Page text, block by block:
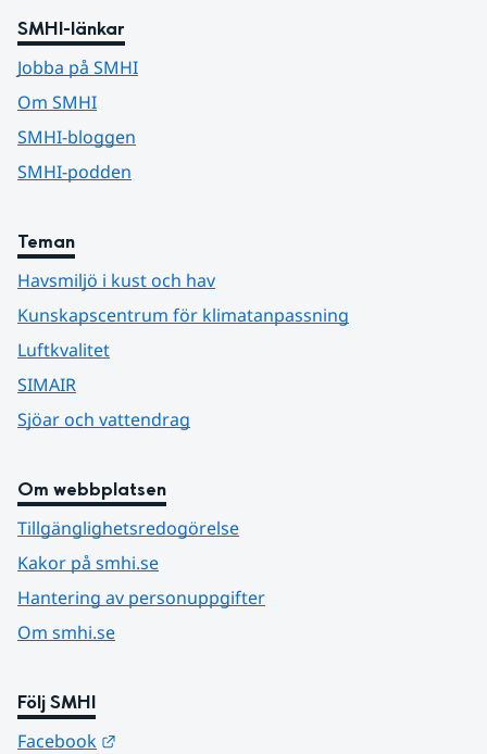
SMHI-länkar
Jobba på SMHI
Om SMHI
SMHI-bloggen
SMHI-podden
Teman
Havsmiljö i kust och hav
Kunskapscentrum för klimatanpassning
Luftkvalitet
SIMAIR
Sjöar och vattendrag
Om webbplatsen
Tillgänglighetsredogörelse
Kakor på smhi.se
Hantering av personuppgifter
Om smhi.se
Följ SMHI
Facebook